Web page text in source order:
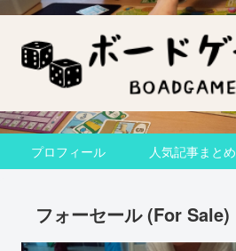
プロフィール 人気記事まとめ
フォーセール (For Sale)